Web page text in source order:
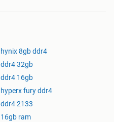
hynix 8gb ddr4
ddr4 32gb
ddr4 16gb
hyperx fury ddr4
ddr4 2133
16gb ram